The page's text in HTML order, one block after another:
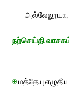
நற்செய்தி
✠மத்தேயு